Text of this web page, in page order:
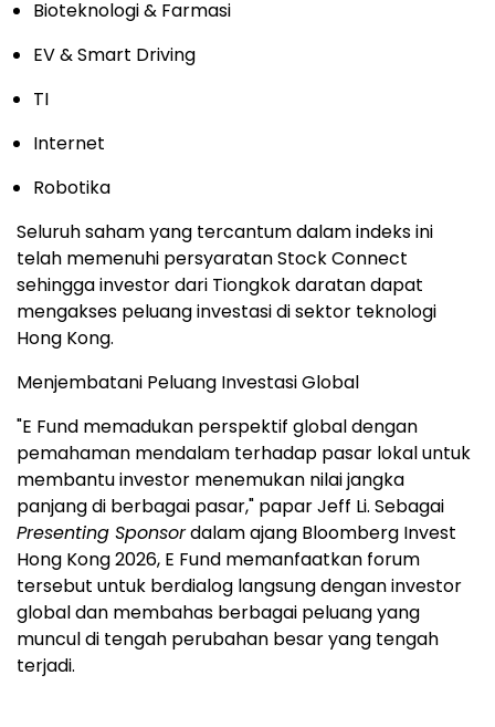
Bioteknologi & Farmasi
EV & Smart Driving
TI
Internet
Robotika
Seluruh saham yang tercantum dalam indeks ini
telah memenuhi persyaratan Stock Connect
sehingga investor dari Tiongkok daratan dapat
mengakses peluang investasi di sektor teknologi
Hong Kong.
Menjembatani Peluang Investasi Global
"E Fund memadukan perspektif global dengan
pemahaman mendalam terhadap pasar lokal untuk
membantu investor menemukan nilai jangka
panjang di berbagai pasar," papar Jeff Li. Sebagai
Presenting Sponsordalam ajang Bloomberg Invest
Hong Kong 2026, E Fund memanfaatkan forum
tersebut untuk berdialog langsung dengan investor
global dan membahas berbagai peluang yang
muncul di tengah perubahan besar yang tengah
terjadi.